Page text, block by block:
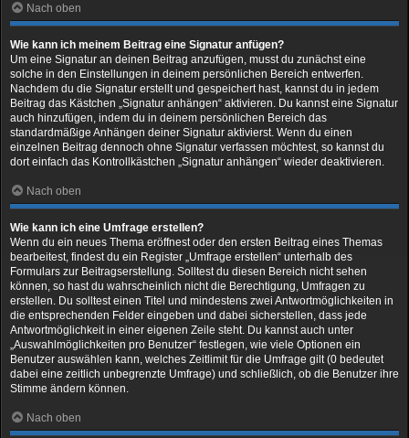
Nach oben
Wie kann ich meinem Beitrag eine Signatur anfügen?
Um eine Signatur an deinen Beitrag anzufügen, musst du zunächst eine
solche in den Einstellungen in deinem persönlichen Bereich entwerfen.
Nachdem du die Signatur erstellt und gespeichert hast, kannst du in jedem
Beitrag das Kästchen „Signatur anhängen“ aktivieren. Du kannst eine Signatur
auch hinzufügen, indem du in deinem persönlichen Bereich das
standardmäßige Anhängen deiner Signatur aktivierst. Wenn du einen
einzelnen Beitrag dennoch ohne Signatur verfassen möchtest, so kannst du
dort einfach das Kontrollkästchen „Signatur anhängen“ wieder deaktivieren.
Nach oben
Wie kann ich eine Umfrage erstellen?
Wenn du ein neues Thema eröffnest oder den ersten Beitrag eines Themas
bearbeitest, findest du ein Register „Umfrage erstellen“ unterhalb des
Formulars zur Beitragserstellung. Solltest du diesen Bereich nicht sehen
können, so hast du wahrscheinlich nicht die Berechtigung, Umfragen zu
erstellen. Du solltest einen Titel und mindestens zwei Antwortmöglichkeiten in
die entsprechenden Felder eingeben und dabei sicherstellen, dass jede
Antwortmöglichkeit in einer eigenen Zeile steht. Du kannst auch unter
„Auswahlmöglichkeiten pro Benutzer“ festlegen, wie viele Optionen ein
Benutzer auswählen kann, welches Zeitlimit für die Umfrage gilt (0 bedeutet
dabei eine zeitlich unbegrenzte Umfrage) und schließlich, ob die Benutzer ihre
Stimme ändern können.
Nach oben